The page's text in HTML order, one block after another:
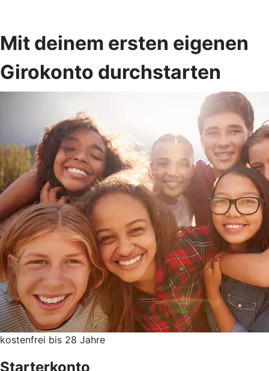
Mit deinem ersten eigenen
Girokonto durchstarten
kostenfrei bis 28 Jahre
Starterkonto